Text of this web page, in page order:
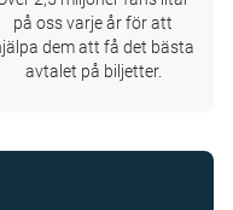
på oss varje år för att
dem att få det bästa
avtalet på biljetter.